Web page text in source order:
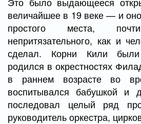
величайшее в 19 веке — и
простого места,
непритязательного, как и
сделал. Корни Кили
родился в окрестностях
в раннем возрасте во
воспитывался бабушкой и
последовал целый ряд
руководитель оркестра,